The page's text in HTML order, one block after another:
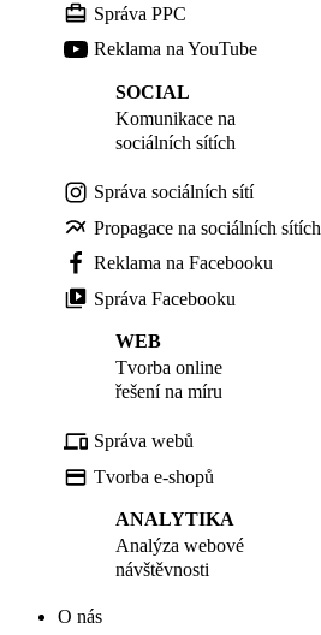
Správa PPC
Reklama na YouTube
SOCIAL
Komunikace na
sociálních sítích
Správa sociálních sítí
Propagace na sociálních sítích
Reklama na Facebooku
Správa Facebooku
WEB
Tvorba online
řešení na míru
Správa webů
Tvorba e-shopů
ANALYTIKA
Analýza webové
návštěvnosti
O nás